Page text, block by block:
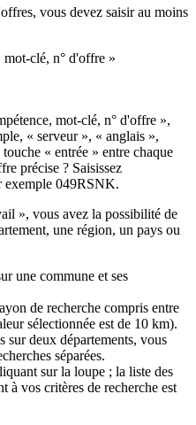
vous devez saisir au moins
mot-clé, n° d'offre »
mot-clé, n° d'offre »,
« serveur », « anglais »,
« entrée » entre chaque
précise ? Saisissez
exemple 049RSNK.
», vous avez la possibilité de
une région, un pays ou
une commune et ses
de recherche compris entre
sélectionnée est de 10 km).
sur deux départements, vous
séparées.
sur la loupe ; la liste des
à vos critères de recherche est